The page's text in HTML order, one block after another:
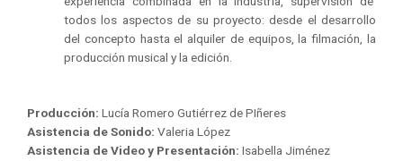
todos los aspectos de su proyecto: desde el desarrollo
del concepto hasta el alquiler de equipos, la filmación, la
producción musical y la edición.
Producción: Lucía Romero Gutiérrez de PIñeres
Asistencia de Sonido: Valeria López
Asistencia de Video y Presentación: Isabella Jiménez